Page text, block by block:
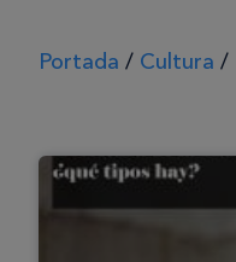
Portada / Cultura /